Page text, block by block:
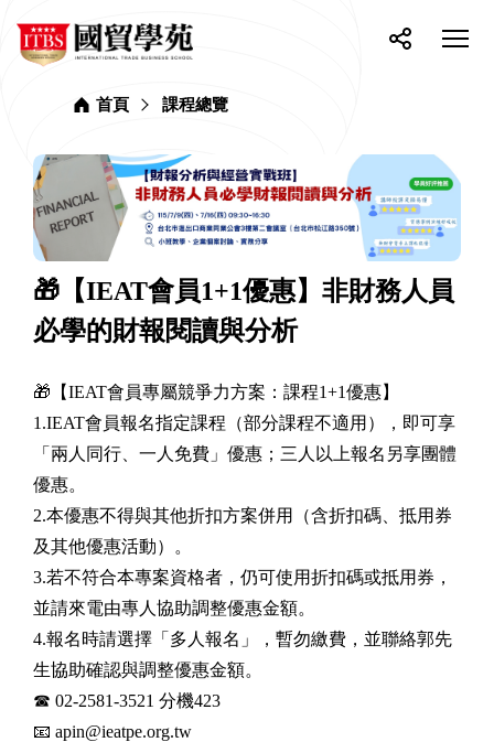
ITBS
國
貿
站
主
選
首頁 課程總覽
🎁【IEAT會員1+1優惠】非財務人員
必學的財報閱讀與分析
🎁【IEAT會員專屬競爭力方案：課程1+1優惠】
1.IEAT會員報名指定課程（部分課程不適用），即可享
「兩人同行、一人免費」優惠；三人以上報名另享團體
優惠。
2.本優惠不得與其他折扣方案併用（含折扣碼、抵用券
及其他優惠活動）。
3.若不符合本專案資格者，仍可使用折扣碼或抵用券，
並請來電由專人協助調整優惠金額。
4.報名時請選擇「多人報名」，暫勿繳費，並聯絡郭先
生協助確認與調整優惠金額。
☎ 02-2581-3521 分機423
📧 apin@ieatpe.org.tw